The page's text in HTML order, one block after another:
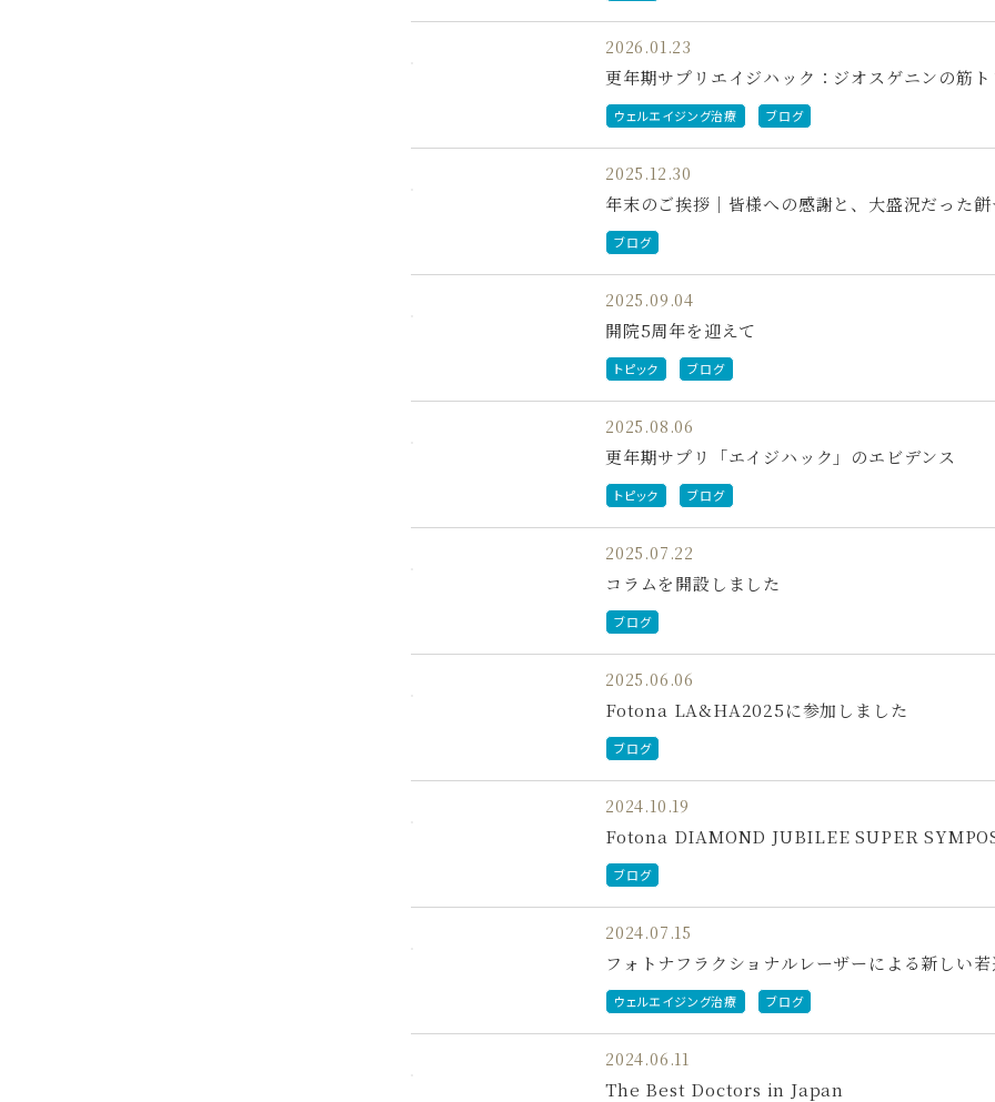
2026.01.23
更年期サプリエイジハック：ジオスゲニンの筋
ウェルエイジング治療 ブログ
2025.12.30
年末のご挨拶｜皆様への感謝と、大盛況だった
ブログ
2025.09.04
開院5周年を迎えて
トピック ブログ
2025.08.06
更年期サプリ「エイジハック」のエビデンス
トピック ブログ
2025.07.22
コラムを開設しました
ブログ
2025.06.06
Fotona LA&HA2025に参加しました
ブログ
2024.10.19
Fotona DIAMOND JUBILEE SUPER
ブログ
2024.07.15
フォトナフラクショナルレーザーによる新しい
ウェルエイジング治療 ブログ
2024.06.11
The Best Doctors in Japan